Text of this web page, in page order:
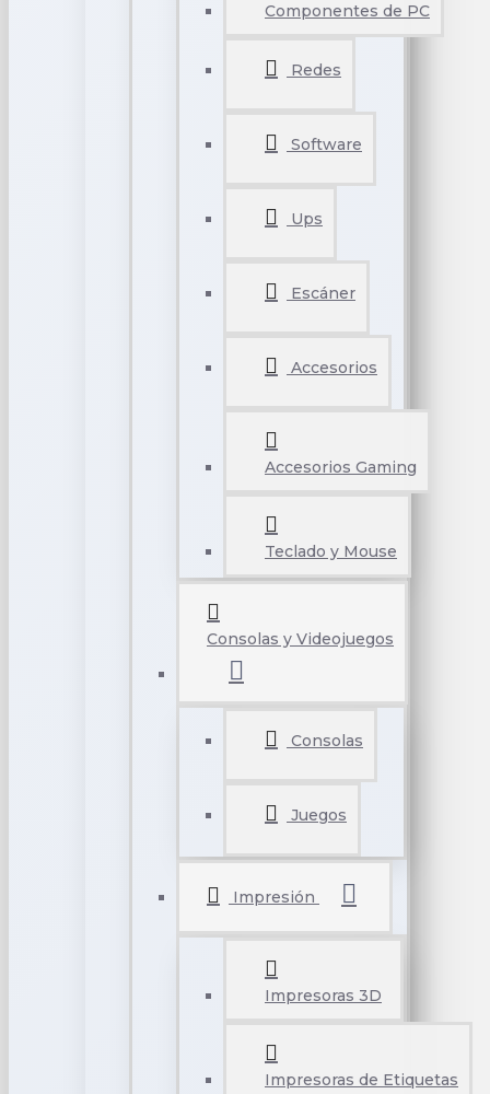
Componentes de PC
Redes
Software
Ups
Escáner
Accesorios
Accesorios Gaming
Teclado y Mouse
Consolas y Videojuegos
Consolas
Juegos
Impresión
Impresoras 3D
Impresoras de Etiquetas